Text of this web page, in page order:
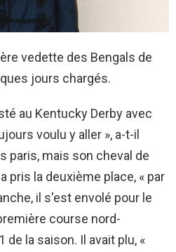
vedette des Bengals de
jours chargés.
au Kentucky Derby avec
voulu y aller », a-t-il
paris, mais son cheval de
pris la deuxième place, « par
il s'est envolé pour le
course nord-
de la saison. Il avait plu, «